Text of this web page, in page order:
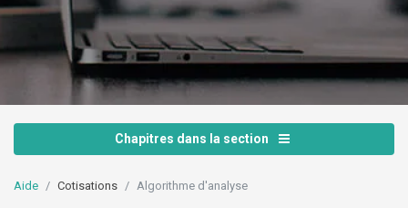
Chapitres dans la section
Aide Cotisations Algorithme d'analyse